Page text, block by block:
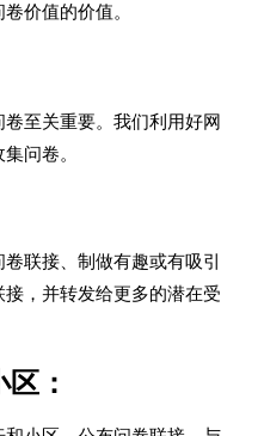
价值的价值。
至关重要。我们利用好网
问卷。
联接、制做有趣或有吸引
，并转发给更多的潜在受
：